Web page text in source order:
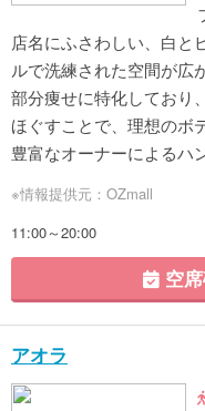
店名にふさわしい、白と
ルで洗練された空間が広
部分痩せに特化しており
ほぐすことで、理想のボ
豊富なオーナーによるハ
※情報提供元：OZmall
11:00～20:00
空
アオラ